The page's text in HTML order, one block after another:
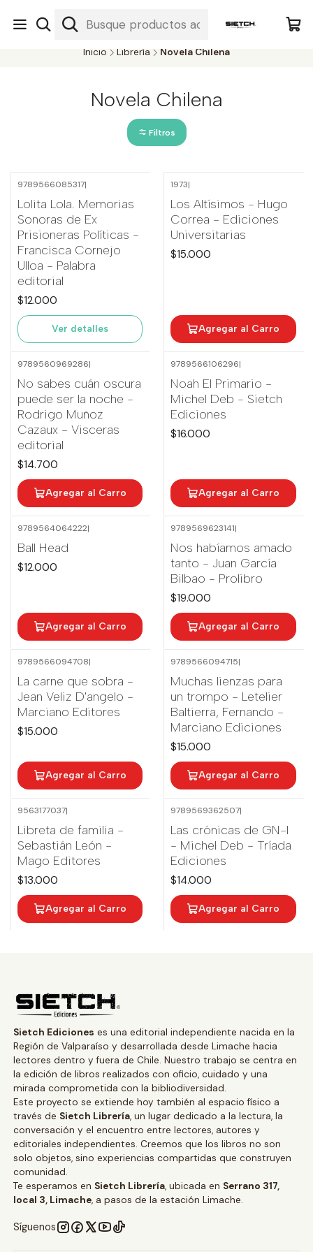
Nuestra librería - Serrano 317 local 3 - Limache.
#SomospartedelSietch
Inicio Librería Novela Chilena
Novela Chilena
Filtros
9789566085317|
Lolita Lola. Memorias
Sonoras de Ex
Prisioneras Políticas -
Francisca Cornejo
Ulloa - Palabra
editorial
$12.000
Ver detalles
1973|
Los Altísimos - Hugo
Correa - Ediciones
Universitarias
$15.000
Agregar al Carro
9789560969286|
No sabes cuán oscura
puede ser la noche -
Rodrigo Muñoz
Cazaux - Visceras
editorial
$14.700
Agregar al Carro
9789566106296|
Noah El Primario -
Michel Deb - Sietch
Ediciones
$16.000
Agregar al Carro
9789564064222|
Ball Head
$12.000
Agregar al Carro
9789569623141|
Nos habíamos amado
tanto - Juan García
Bilbao - Prolibro
$19.000
Agregar al Carro
9789566094708|
La carne que sobra -
Jean Veliz D'angelo -
Marciano Editores
$15.000
Agregar al Carro
9789566094715|
Muchas lienzas para
un trompo - Letelier
Baltierra, Fernando -
Marciano Ediciones
$15.000
Agregar al Carro
9563177037|
Libreta de familia -
Sebastián León -
Mago Editores
$13.000
Agregar al Carro
9789569362507|
Las crónicas de GN-I
- Michel Deb - Tríada
Ediciones
$14.000
Agregar al Carro
Sietch Ediciones es una editorial independiente nacida en la
Región de Valparaíso y desarrollada desde Limache hacia
lectores dentro y fuera de Chile. Nuestro trabajo se centra en
la edición de libros realizados con oficio, cuidado y una
mirada comprometida con la bibliodiversidad.
Este proyecto se extiende hoy también al espacio físico a
través de Sietch Librería, un lugar dedicado a la lectura, la
conversación y el encuentro entre lectores, autores y
editoriales independientes. Creemos que los libros no son
solo objetos, sino experiencias compartidas que construyen
comunidad.
Te esperamos en Sietch Librería, ubicada en Serrano 317,
local 3, Limache, a pasos de la estación Limache.
Síguenos